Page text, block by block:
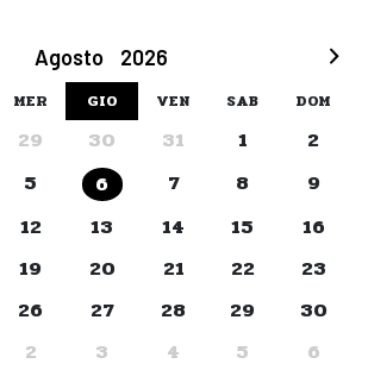
Agosto 2026
MER GIO VEN SAB DOM
29 30 31 1
2
5 6 7 8
9
12 13 14 15
16
19 20 21 22
23
26 27 28 29
30
2 3 4 5 6